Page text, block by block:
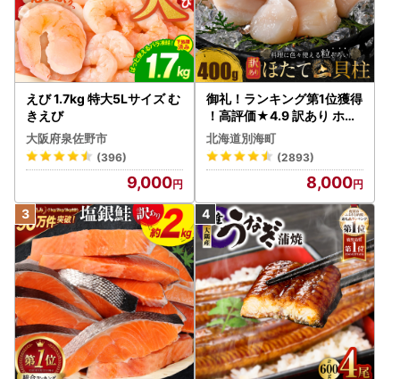
えび 1.7kg 特大5Lサイズ む
きえび
大阪府泉佐野市
(396)
9,000
御礼！ランキング第1位獲得
！高評価★4.9 訳あり ホタ
テ 400g（ほたて 帆立 貝柱
冷凍 ）
北海道別海町
(2893)
8,000